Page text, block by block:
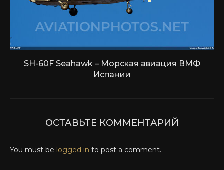
SH-60F Seahawk – Морская авиация ВМФ
Испании
ОСТАВЬТЕ КОММЕНТАРИЙ
You must be logged in to post a comment.